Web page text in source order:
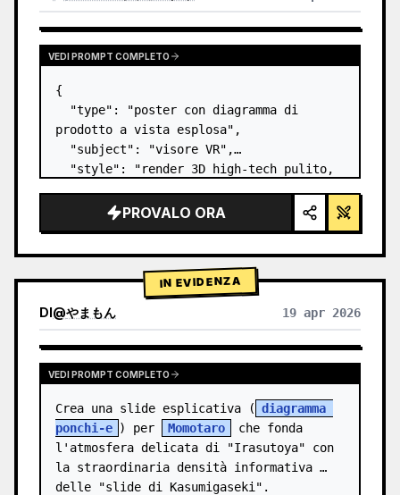
VEDI PROMPT COMPLETO
{
  "type": "poster con diagramma di
prodotto a vista esplosa",
  "subject": "visore VR",
  "style": "render 3D high-tech pulito,
luminosi",
  "background": "{argument
default=\"sfumatura tenue viola e…
PROVALO ORA
IN EVIDENZA
DI@やまもん 19 apr 2026
VISUALIZZA RISULTATI DI ALTRI MODELLI
VEDI PROMPT COMPLETO
Crea una slide esplicativa ( diagramma
ponchi-e ) per Momotaro
che fonda
l'atmosfera delicata di "Irasutoya" con
la straordinaria densità informativa
delle "slide di Kasumigaseki".